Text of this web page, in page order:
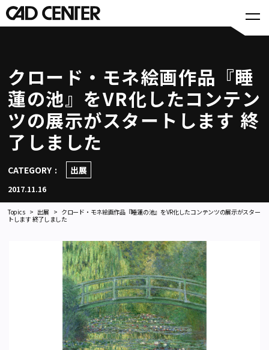
クロード・モネ絵画作品『睡
蓮の池』をVR化したコンテン
ツの展示がスタートします 終
了しました
CATEGORY 出展
2017.11.16
Topics 出展
クロード・モネ絵画作品『睡蓮の池』をVR化したコンテンツの展示がスター
トします 終了しました